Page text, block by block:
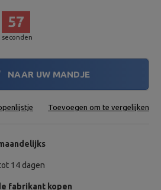
seconden
56
NAAR UW MANDJE
Toevoegen om te vergelijken
14 dagen
fabrikant kopen